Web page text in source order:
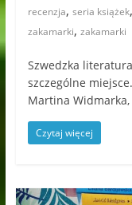
recenzja, seria książek,
zakamarki, zakamarki
Szwedzka
szczególne
Martina Widmarka,
Czytaj więcej